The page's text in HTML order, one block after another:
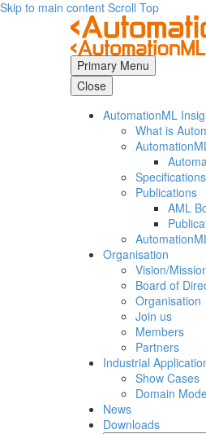
Skip to main content Scroll Top
Primary Menu
Close
AutomationML
What is
Specifications
Publications
AML
Organisation
Vision/
Board of
Organisation
Join us
Members
Partners
Industrial
Show Cases
Domain
News
Downloads